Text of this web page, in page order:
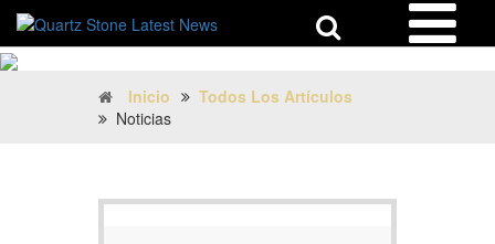
Inicio
Todos Los Artículos
Noticias